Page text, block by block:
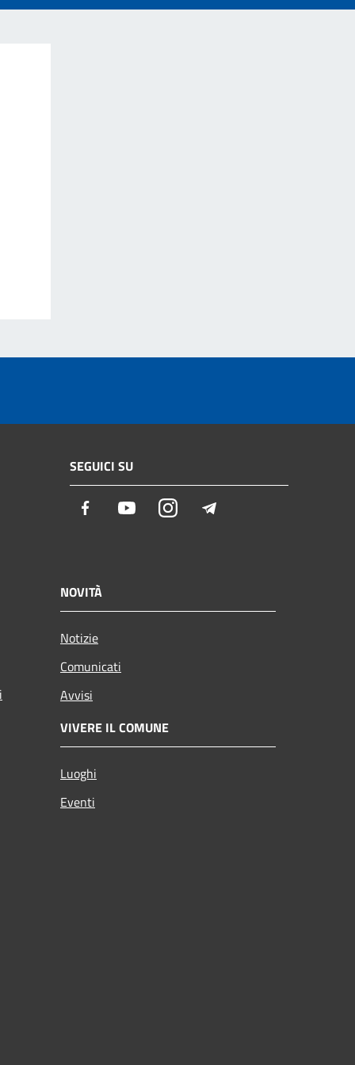
SEGUICI SU
Facebook YoutubeInstagram
NOVITÀ
Notizie
Comunicati
Avvisi
VIVERE IL COMUNE
Luoghi
Eventi